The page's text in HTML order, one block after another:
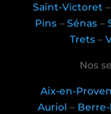
Saint-Victoret
Pins– Sénas–
Trets–
Nos
Aix-en-
Auriol – Berre-